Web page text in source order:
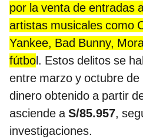
por la venta de entradas
artistas musicales como
Yankee, Bad Bunny,
fútbol. Estos delitos se
entre marzo y octubre
dinero obtenido a partir
asciende aS/85.957,
investigaciones.